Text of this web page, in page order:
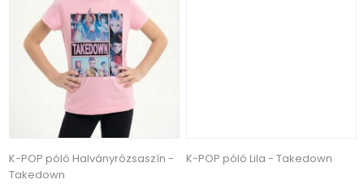
K-POP póló Halványrózsaszín -
Takedown
K-POP póló Lila - Takedown